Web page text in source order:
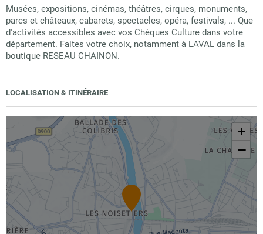
Musées, expositions, cinémas, théâtres, cirques, monuments,
parcs et châteaux, cabarets, spectacles, opéra, festivals, ... Que
d'activités accessibles avec vos Chèques Culture dans votre
département. Faites votre choix, notamment à LAVAL dans la
boutique RESEAU CHAINON.
LOCALISATION & ITINÉRAIRE
+
−